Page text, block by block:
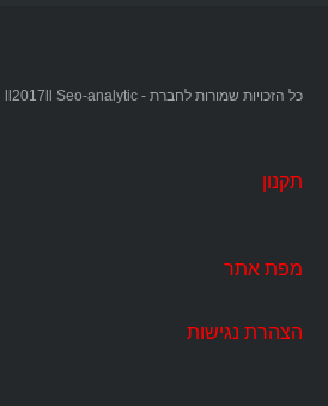
כל הזכויות שמורות לחברת - ll2017ll Seo-analytic
תקנון
מפת אתר
הצהרת נגישות